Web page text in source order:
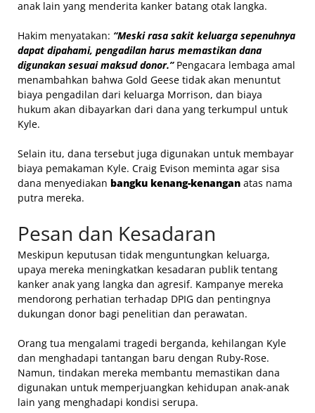
anak lain yang menderita kanker batang otak langka.
Hakim menyatakan: “Meski rasa sakit keluarga sepenuhnya
dapat dipahami, pengadilan harus memastikan dana
digunakan sesuai maksud donor.”Pengacara lembaga amal
menambahkan bahwa Gold Geese tidak akan menuntut
biaya pengadilan dari keluarga Morrison, dan biaya
hukum akan dibayarkan dari dana yang terkumpul untuk
Kyle.
Selain itu, dana tersebut juga digunakan untuk membayar
biaya pemakaman Kyle. Craig Evison meminta agar sisa
dana menyediakan bangku kenang-kenangan atas nama
putra mereka.
Pesan dan Kesadaran
Meskipun keputusan tidak menguntungkan keluarga,
upaya mereka meningkatkan kesadaran publik tentang
kanker anak yang langka dan agresif. Kampanye mereka
mendorong perhatian terhadap DPIG dan pentingnya
dukungan donor bagi penelitian dan perawatan.
Orang tua mengalami tragedi berganda, kehilangan Kyle
dan menghadapi tantangan baru dengan Ruby-Rose.
Namun, tindakan mereka membantu memastikan dana
digunakan untuk memperjuangkan kehidupan anak-anak
lain yang menghadapi kondisi serupa.